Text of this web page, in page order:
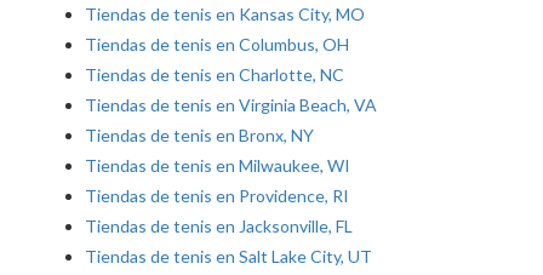
Tiendas de tenis en Kansas City, MO
Tiendas de tenis en Columbus, OH
Tiendas de tenis en Charlotte, NC
Tiendas de tenis en Virginia Beach, VA
Tiendas de tenis en Bronx, NY
Tiendas de tenis en Milwaukee, WI
Tiendas de tenis en Providence, RI
Tiendas de tenis en Jacksonville, FL
Tiendas de tenis en Salt Lake City, UT